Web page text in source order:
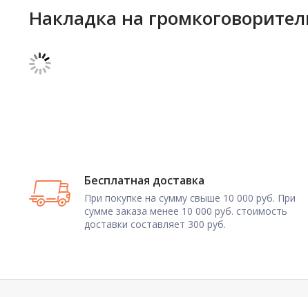
Накладка на
Бесплатная доставка
При покупке на сумму свыше 10 000 руб. При
сумме заказа менее 10 000 руб. стоимость
доставки составляет 300 руб.